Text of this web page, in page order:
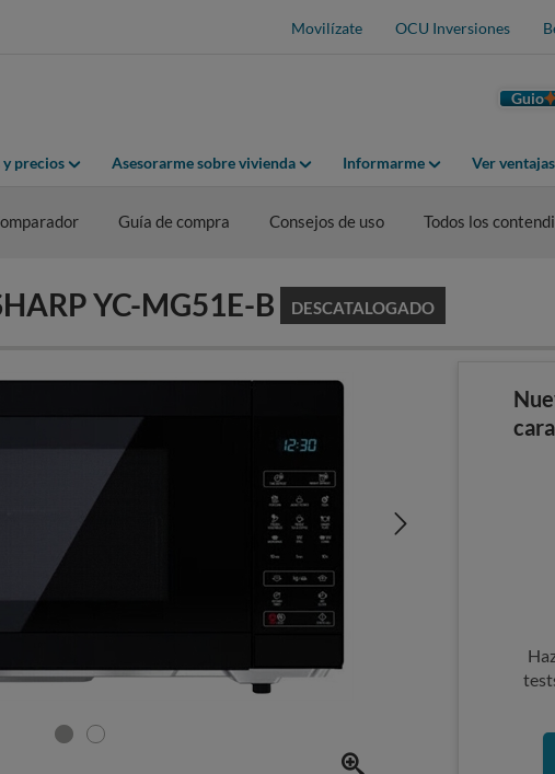
Movilízate OCU Inversiones
Guio
precios Asesorarme sobre vivienda Informarme Ver
Guía de compra Consejos de uso Todos los
YC-MG51E-B DESCATALOGADO